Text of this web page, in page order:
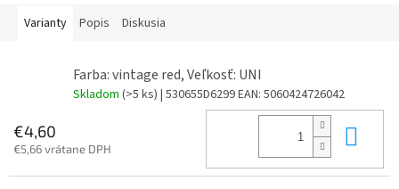
Varianty Popis Diskusia
Farba: vintage red, Veľkosť: UNI
Skladom (>5 ks) | 530655D6299EAN: 5060424726042
€4,60
€5,66 vrátane DPH